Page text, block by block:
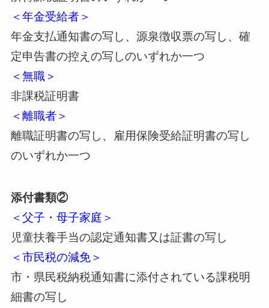
＜年金受給者＞
年金支払通知書の写し、源泉徴収票の写し、確
定申告書の控えの写しのいずれか一つ
＜無職＞
非課税証明書
＜離職者＞
離職証明書の写し、雇用保険受給証明書の写し
のいずれか一つ
添付書類②
＜父子・母子家庭＞
児童扶養手当の認定通知書又は証書の写し
＜市民税の減免＞
市・県民税納税通知書に添付されている課税明
細書の写し